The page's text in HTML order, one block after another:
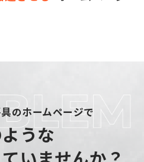
のホームページで
うな